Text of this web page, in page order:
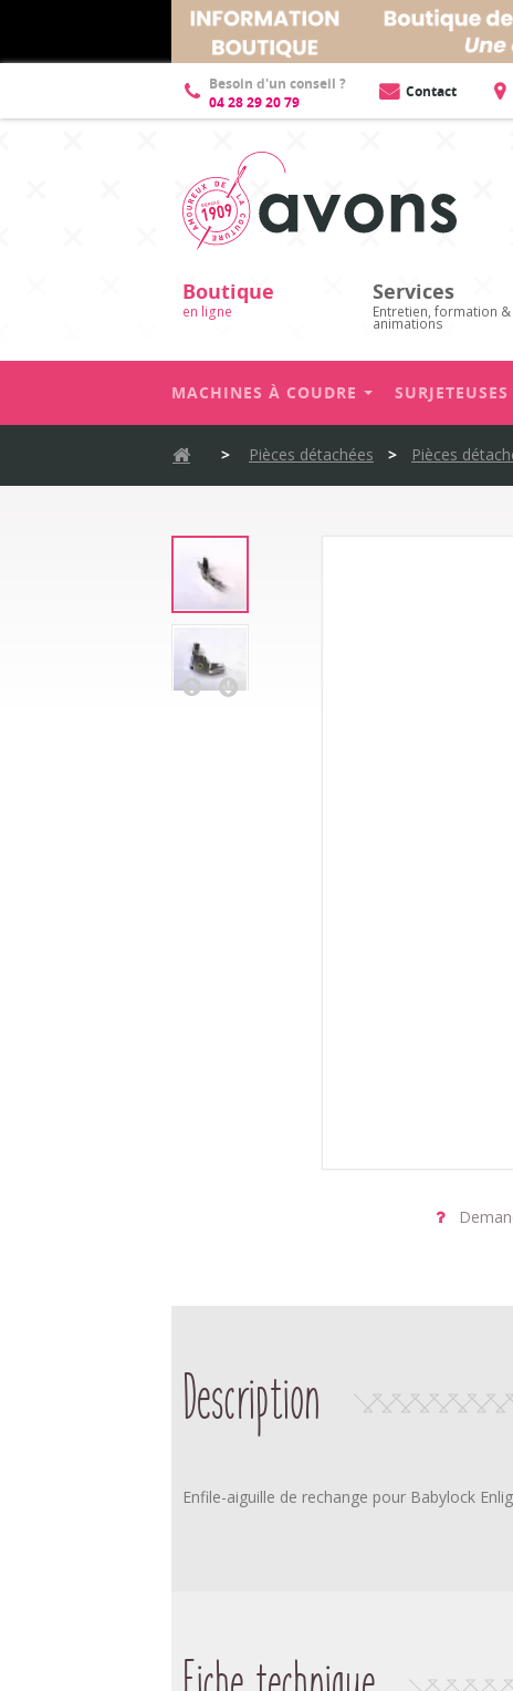
Besoin d'un conseil ?
04 28 29 20 79
Contact
Boutique
en ligne
Services
Entretien, formation &
animations
MACHINES À COUDRE SURJETEUSES
> Pièces détachées > Pièces
Description Fiche technique
Description
Enfile-aiguille de rechange pour Babylock